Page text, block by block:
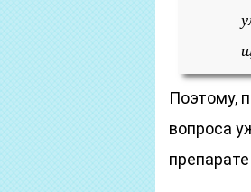
Поэтому,
вопроса